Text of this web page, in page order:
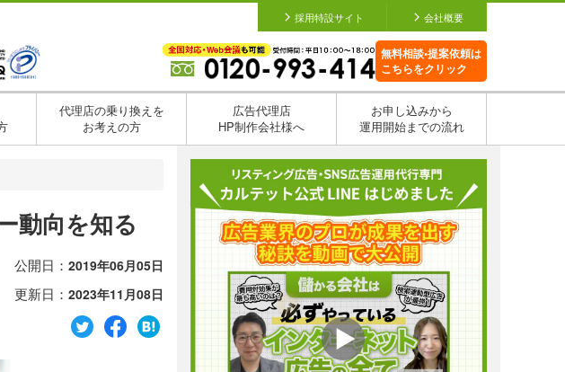
採用特設サイト 会社概要
無料相談•提案依頼は
こちらをクリック
代理店の乗り換えを
お考えの方
広告代理店
HP制作会社様へ
お申し込みから
運用開始までの流れ
動向を知る
公開日： 2019年06月05日
更新日： 2023年11月08日